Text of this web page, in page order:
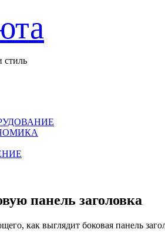
стиль
панель заголовка
как выглядит боковая панель